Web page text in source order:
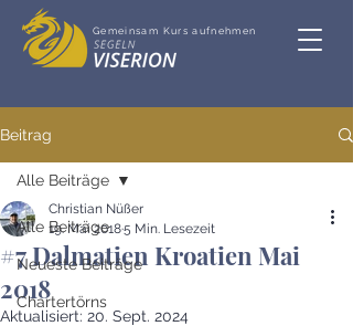
Gemeinsam Kurs aufnehmen
Beitrag
Alle Beiträge
Neueste Beiträge
Chartertörns
Alle Beiträge
#7 Dalmatien Kroatien Mai
2018
Christian Nüßer
19. Mai 20185 Min. Lesezeit
Aktualisiert: 20. Sept. 2024